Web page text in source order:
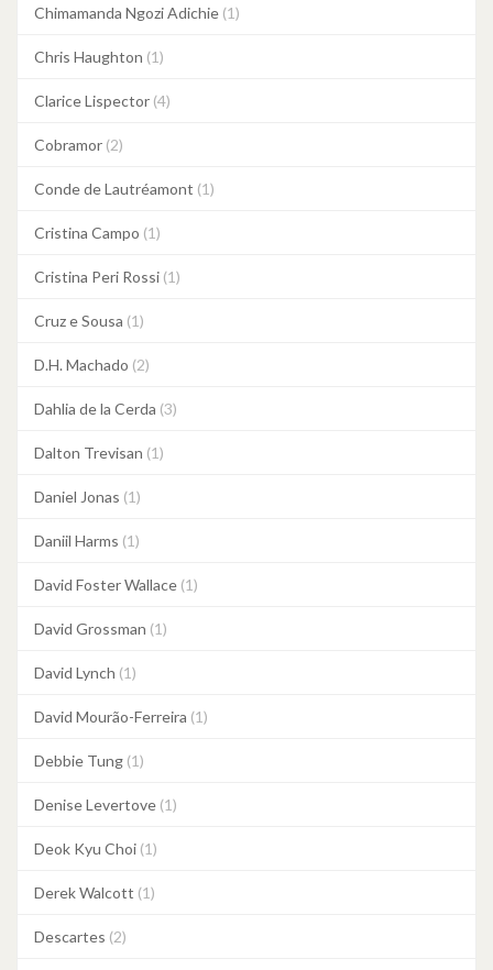
Chimamanda Ngozi Adichie (1)
Chris Haughton (1)
Clarice Lispector (4)
Cobramor (2)
Conde de Lautréamont (1)
Cristina Campo (1)
Cristina Peri Rossi (1)
Cruz e Sousa (1)
D.H. Machado (2)
Dahlia de la Cerda (3)
Dalton Trevisan (1)
Daniel Jonas (1)
Daniil Harms (1)
David Foster Wallace (1)
David Grossman (1)
David Lynch (1)
David Mourão-Ferreira (1)
Debbie Tung (1)
Denise Levertove (1)
Deok Kyu Choi (1)
Derek Walcott (1)
Descartes (2)